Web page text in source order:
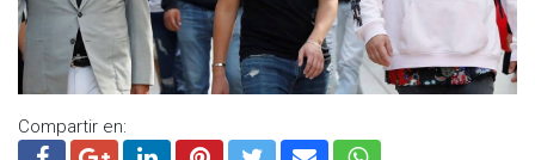
Compartir en: